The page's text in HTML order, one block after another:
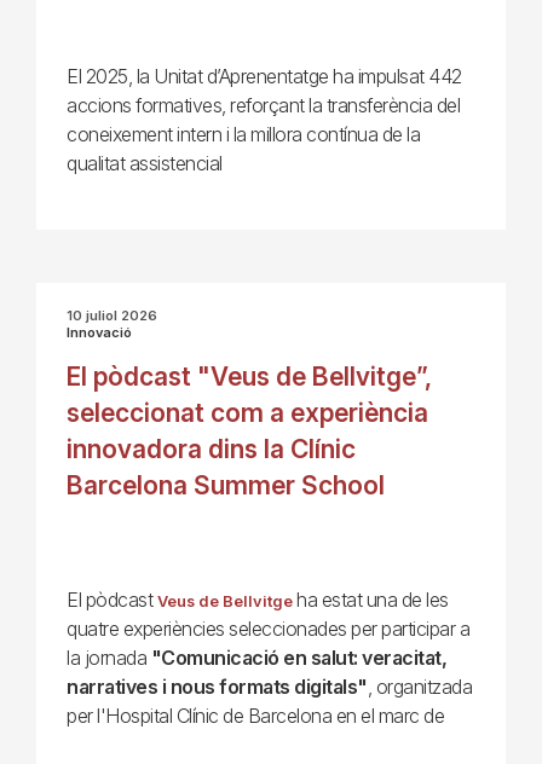
El 2025, la Unitat d’Aprenentatge ha impulsat 442
accions formatives, reforçant la transferència del
coneixement intern i la millora contínua de la
qualitat assistencial
10 juliol 2026
Innovació
El pòdcast "Veus de Bellvitge”,
seleccionat com a experiència
innovadora dins la Clínic
Barcelona Summer School
El pòdcast Veus de Bellvitgeha estat una de les
quatre experiències seleccionades per participar a
la jornada "Comunicació en salut: veracitat,
narratives i nous formats digitals" , organitzada
per l'Hospital Clínic de Barcelona en el marc de